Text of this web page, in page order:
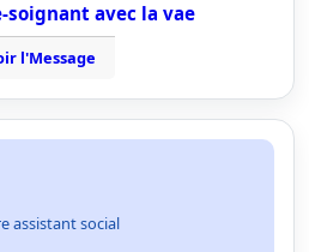
soignant avec la vae
l'Message
assistant social